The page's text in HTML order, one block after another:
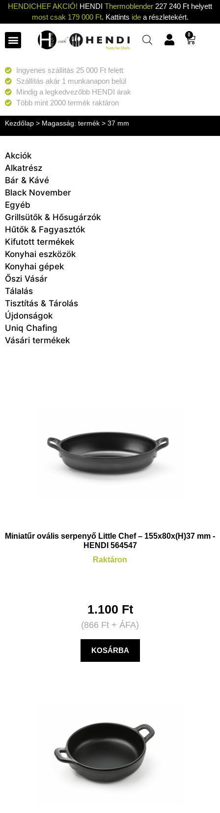
HENDICHEF AKCIÓ! HENDI Thermoblender 227 240 Ft helyett
most csak 179 000 Ft. Kattints idea részletekért.
0
Ingyenes szállítás 25 000 Ft felett
Szállítás akár 1 munkanapon belül
Mindig a legkedvezőbb HENDI árak
Több mint 2000 termék raktáron
Kezdőlap > Magasság: termék > 37 mm
Akciók
Alkatrész
Bár & Kávé
Black November
Egyéb
Grillsütők & Hősugárzók
Hűtők & Fagyasztók
Kifutott termékek
Konyhai eszközök
Konyhai gépek
Őszi Vásár
Tálalás
Tisztítás & Tárolás
Újdonságok
Uniq Chafing
Vásári termékek
Miniatűr ovális serpenyő Little Chef – 155x80x(H)37 mm -
HENDI 564547
Raktáron
1.100 Ft
(866 Ft + ÁFA)
KOSÁRBA